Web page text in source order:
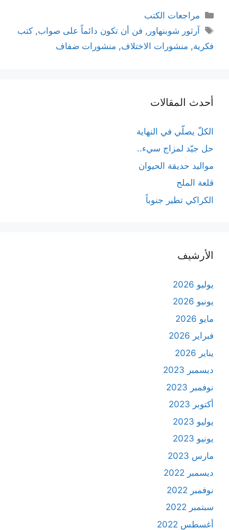
التصنيفات
مراجعات الكتب
الوسوم
آرثور شوبنهاور , فن أن تكون دائماً على صواب,كتب
فكرية, منشورات الاختلاف, منشورات ضفاف
أحدث المقالات
الكلّ يصلّي في النهاية
حل جيّد لمزاج سيء..
مواليد حديقة الحيوان
قلعة الملح
الكراكي تطير جنوباً
الأرشيف
يوليو 2026
يونيو 2026
مايو 2026
فبراير 2026
يناير 2026
ديسمبر 2023
نوفمبر 2023
أكتوبر 2023
يوليو 2023
يونيو 2023
مارس 2023
ديسمبر 2022
نوفمبر 2022
سبتمبر 2022
أغسطس 2022